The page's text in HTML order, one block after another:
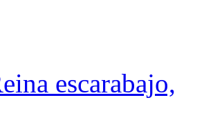
escarabajo,